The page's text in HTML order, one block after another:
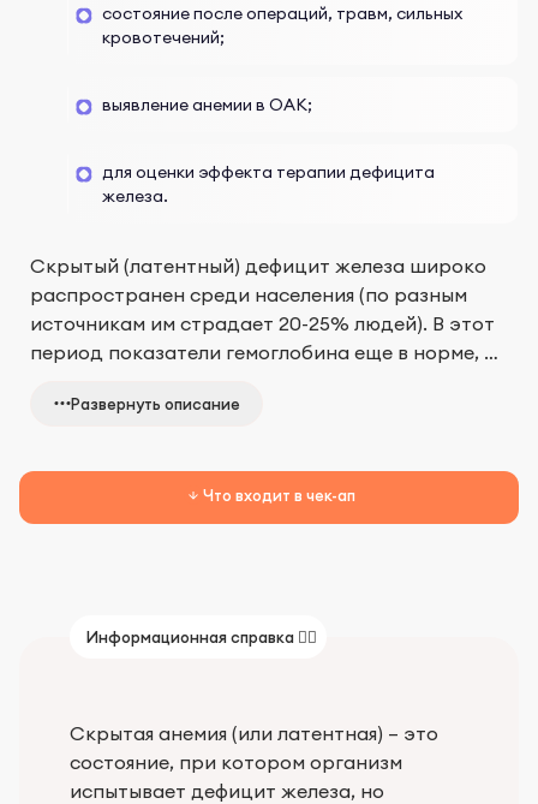
состояние после операций, травм, сильных
кровотечений;
выявление анемии в ОАК;
для оценки эффекта терапии дефицита
железа.
Скрытый (латентный) дефицит железа широко
распространен среди населения (по разным
источникам им страдает 20-25% людей). В этот
период показатели гемоглобина еще в норме, но
истощены. Стопроцентное подтверждение
уровеньферритина.
Развернуть описание
Что входит в чек-ап
Информационная справка 👨‍⚕️
Скрытая анемия (или латентная) – это
состояние, при котором организм
испытывает дефицит железа, но